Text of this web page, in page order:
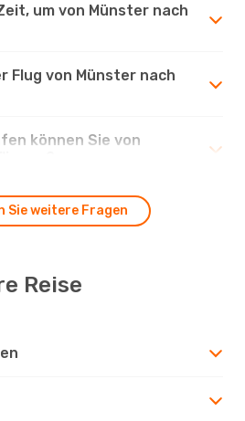
um von Münster nach
Flug von Münster nach
können Sie von
Sie weitere Fragen
Reise